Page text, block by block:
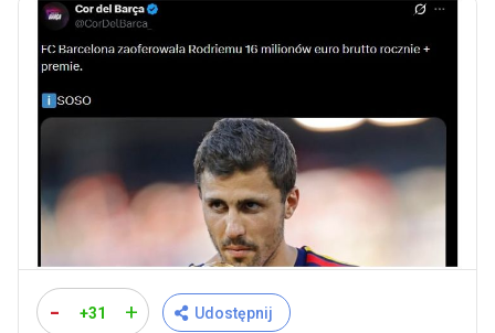
- +31 + Udostępnij